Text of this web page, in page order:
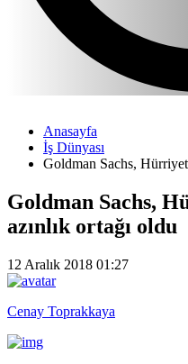
Anasayfa
İş Dünyası
Goldman Sachs, Hürriyet
Goldman Sachs,
azınlık ortağı oldu
12 Aralık 2018 01:27
Cenay Toprakkaya